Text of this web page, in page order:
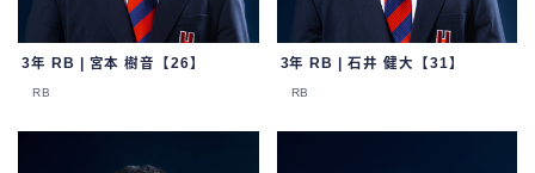
3年 RB | 宮本 樹音【26】
RB
3年 RB | 石井 健大【31】
RB